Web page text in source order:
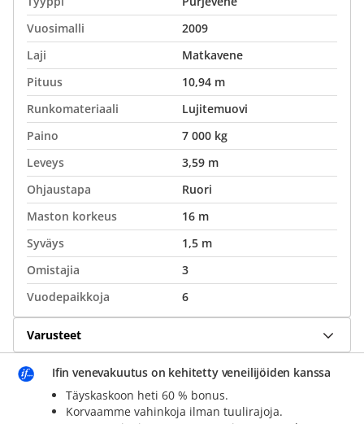
Vuosimalli
2009
Laji
Matkavene
Pituus
10,94 m
Runkomateriaali
Lujitemuovi
Paino
7 000 kg
Leveys
3,59 m
Ohjaustapa
Ruori
Maston korkeus
16 m
Syväys
1,5 m
Omistajia
3
Vuodepaikkoja
6
Varusteet
Ifin venevakuutus on kehitetty veneilijöiden kanssa
Täyskaskoon heti 60 % bonus.
Korvaamme vahinkoja ilman tuulirajoja.